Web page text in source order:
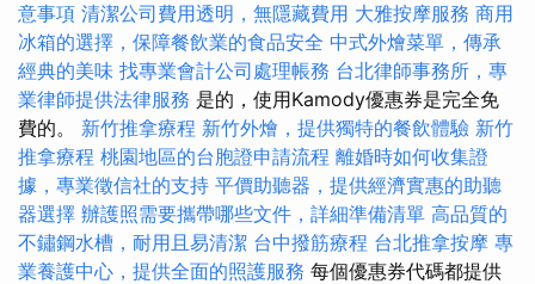
意事項 清潔公司費用透明，無隱藏費用 大雅按摩服務 商用
冰箱的選擇，保障餐飲業的食品安全 中式外燴菜單，傳承
經典的美味 找專業會計公司處理帳務 台北律師事務所，專
業律師提供法律服務 是的，使用Kamody優惠券是完全免
費的。 新竹推拿療程 新竹外燴，提供獨特的餐飲體驗 新竹
推拿療程 桃園地區的台胞證申請流程 離婚時如何收集證
據，專業徵信社的支持 平價助聽器，提供經濟實惠的助聽
器選擇 辦護照需要攜帶哪些文件，詳細準備清單 高品質的
不鏽鋼水槽，耐用且易清潔 台中撥筋療程 台北推拿按摩 專
業養護中心，提供全面的照護服務 每個優惠券代碼都提供